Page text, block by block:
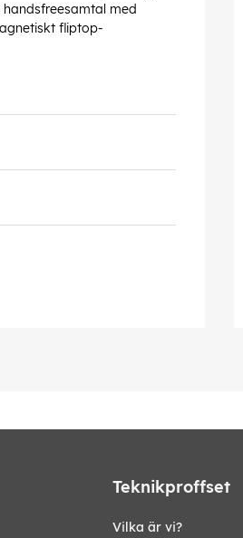
med
fliptop-
Teknikproffset
Vilka är vi?